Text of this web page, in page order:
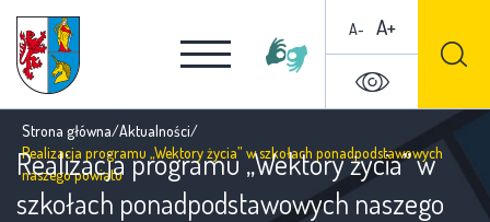
A- A+
Strona główna/Aktualności/
Realizacja programu „Wektory życia” w szkołach ponadpodstawowych
naszego powiatu
Realizacja programu „Wektory życia” w
szkołach ponadpodstawowych naszego